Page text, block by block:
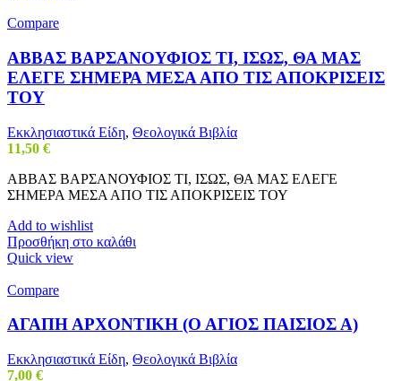
Compare
ΑΒΒΑΣ ΒΑΡΣΑΝΟΥΦΙΟΣ ΤΙ, ΙΣΩΣ, ΘΑ ΜΑΣ
ΕΛΕΓΕ ΣΗΜΕΡΑ ΜΕΣΑ ΑΠΟ ΤΙΣ ΑΠΟΚΡΙΣΕΙΣ
ΤΟΥ
Εκκλησιαστικά Είδη, Θεολογικά Βιβλία
11,50 €
ΑΒΒΑΣ ΒΑΡΣΑΝΟΥΦΙΟΣ ΤΙ, ΙΣΩΣ, ΘΑ ΜΑΣ ΕΛΕΓΕ
ΣΗΜΕΡΑ ΜΕΣΑ ΑΠΟ ΤΙΣ ΑΠΟΚΡΙΣΕΙΣ ΤΟΥ
Add to wishlist
Προσθήκη στο καλάθι
Quick view
Compare
ΑΓΑΠΗ ΑΡΧΟΝΤΙΚΗ (Ο ΑΓΙΟΣ ΠΑΙΣΙΟΣ Α)
Εκκλησιαστικά Είδη, Θεολογικά Βιβλία
7,00 €